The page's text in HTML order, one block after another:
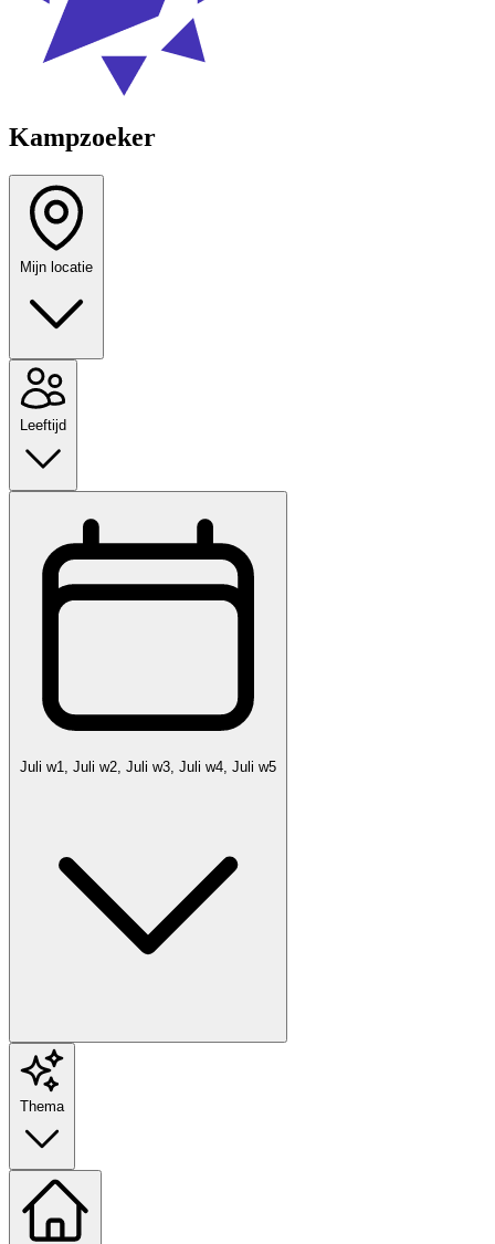
Kampzoeker
Mijn locatie
Leeftijd
Juli w1, Juli w2, Juli w3, Juli w4, Juli w5
Thema